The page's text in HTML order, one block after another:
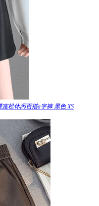
松休闲百搭a字裤 黑色 XS